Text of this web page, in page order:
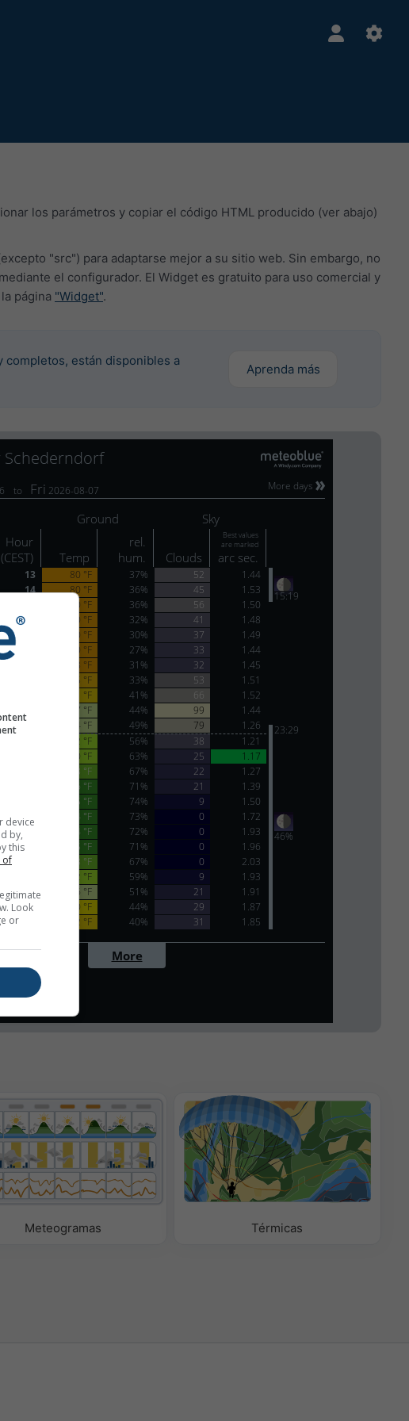
los parámetros y copiar el código HTML producido (ver abajo)
"src") para adaptarse mejor a su sitio web. Sin embargo, no
el configurador. El Widget es gratuito para uso comercial y
página "Widget".
completos, están disponibles a
Aprenda más
Meteogramas Térmicas
device
by,
this
of
Look
or